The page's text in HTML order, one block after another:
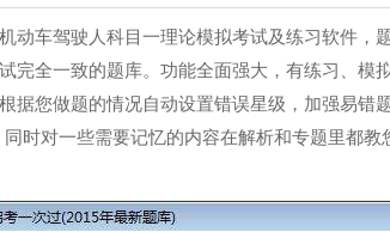
动车驾驶人科目一理论模拟考试及练习软件，
完全一致的题库。功能全面强大，有练习、模
据您做题的情况自动设置错误星级，加强易错
同时对一些需要记忆的内容在解析和专题里都